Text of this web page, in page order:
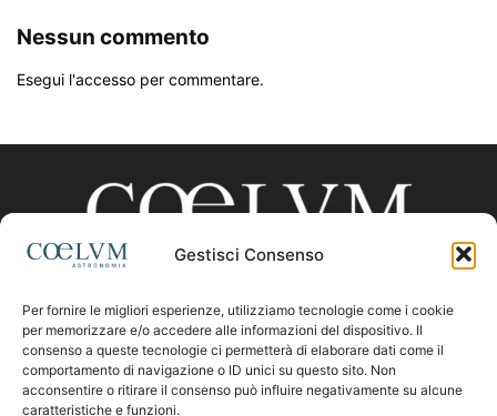
Gestisci Consenso
Per fornire le migliori esperienze, utilizziamo tecnologie come i cookie
per memorizzare e/o accedere alle informazioni del dispositivo. Il
consenso a queste tecnologie ci permetterà di elaborare dati come il
comportamento di navigazione o ID unici su questo sito. Non
acconsentire o ritirare il consenso può influire negativamente su alcune
caratteristiche e funzioni.
Nessun commento
Esegui l'accesso per commentare.
CHI SIAMO
Contattaci:coelumastro@coelum.com